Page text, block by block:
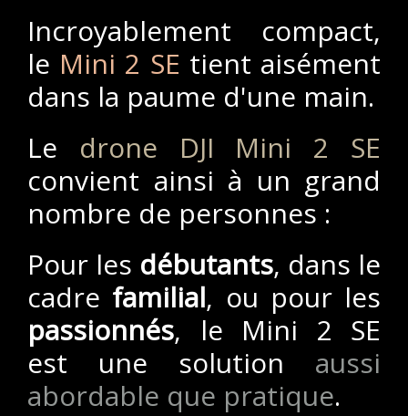
Incroyablement compact,
le Mini 2 SE tient aisément
dans la paume d'une main.
Le drone DJI Mini 2 SE
convient ainsi à un grand
nombre de personnes :
Pour les débutants, dans le
cadre familial, ou pour les
passionnés, le Mini 2 SE
est une solution aussi
abordable que pratique.